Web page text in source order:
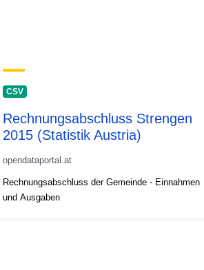
CSV
Rechnungsabschluss Strengen
2015 (Statistik Austria)
opendataportal.at
Rechnungsabschluss der Gemeinde - Einnahmen
und Ausgaben